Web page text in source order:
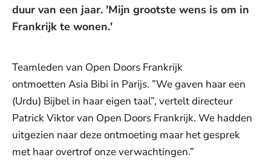
duur van een jaar. 'Mijn grootste wens is om in
Frankrijk te wonen.'
Teamleden van Open Doors Frankrijk
ontmoetten Asia Bibi in Parijs. ”We gaven haar een
(Urdu) Bijbel in haar eigen taal”, vertelt directeur
Patrick Viktor van Open Doors Frankrijk. We hadden
uitgezien naar deze ontmoeting maar het gesprek
met haar overtrof onze verwachtingen.”